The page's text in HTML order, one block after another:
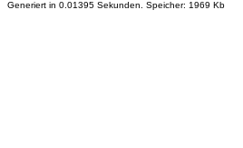
Generiert in 0.01395 Sekunden. Speicher: 1969 Kb